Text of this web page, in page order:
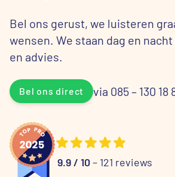
Bel ons gerust, we luisteren
wensen. We staan dag en
en advies.
Bel ons direct via 085 – 130 18
9.9 / 10– 121 reviews